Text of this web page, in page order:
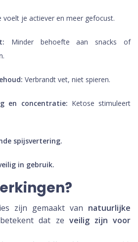
voelt je actiever en meer gefocust.
Minder behoefte aan snacks of
Verbrandt vet, niet spieren.
en concentratie: Ketose stimuleert
spijsvertering.
in gebruik.
zijn gemaakt van natuurlijke
dat ze veilig zijn voor